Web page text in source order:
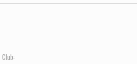
Club: